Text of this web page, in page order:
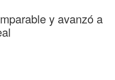
y avanzó a